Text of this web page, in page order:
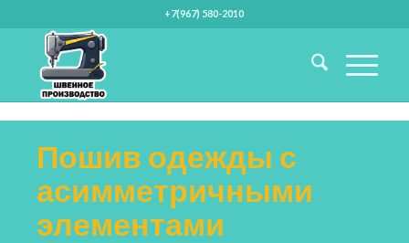
+7(967) 580-2010
Пошив одежды с
асимметричными
элементами